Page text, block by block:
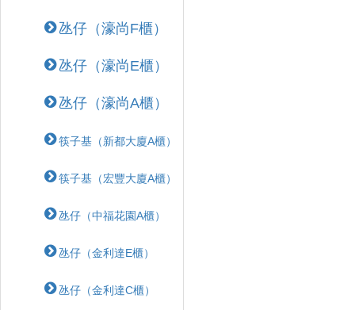
氹仔（濠尚F櫃）
氹仔（濠尚E櫃）
氹仔（濠尚A櫃）
筷子基（新都大廈A櫃）
筷子基（宏豐大廈A櫃）
氹仔（中福花園A櫃）
氹仔（金利達E櫃）
氹仔（金利達C櫃）